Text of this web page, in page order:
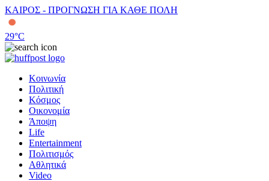
ΚΑΙΡΟΣ - ΠΡΟΓΝΩΣΗ ΓΙΑ ΚΑΘΕ ΠΟΛΗ
29°C
Κοινωνία
Πολιτική
Κόσμος
Οικονομία
Άποψη
Life
Entertainment
Πολιτισμός
Αθλητικά
Video